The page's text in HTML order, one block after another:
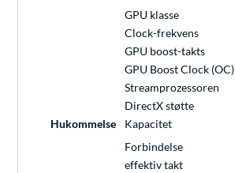
GPU klasse
Clock-frekvens
GPU boost-takts
GPU Boost Clock (OC)
Streamprozessoren
DirectX støtte
Hukommelse
Kapacitet
Forbindelse
effektiv takt